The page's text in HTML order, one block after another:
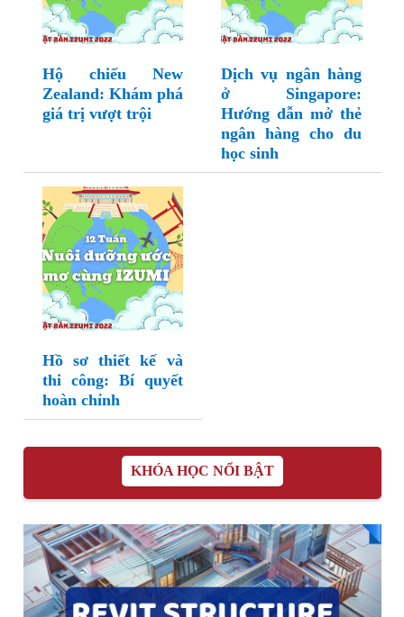
Hộ chiếu New
Zealand: Khám phá
giá trị vượt trội
Dịch vụ ngân hàng
ở Singapore:
Hướng dẫn mở thẻ
ngân hàng cho du
học sinh
Hồ sơ thiết kế và
thi công: Bí quyết
hoàn chỉnh
KHÓA HỌC NỔI BẬT